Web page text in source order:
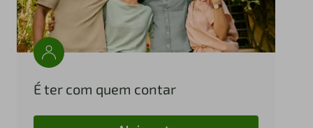
É ter com quem contar